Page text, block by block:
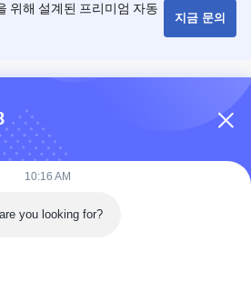
위해 설계된 프리미엄 자동
지금 문의
10:16 AM
you looking for?